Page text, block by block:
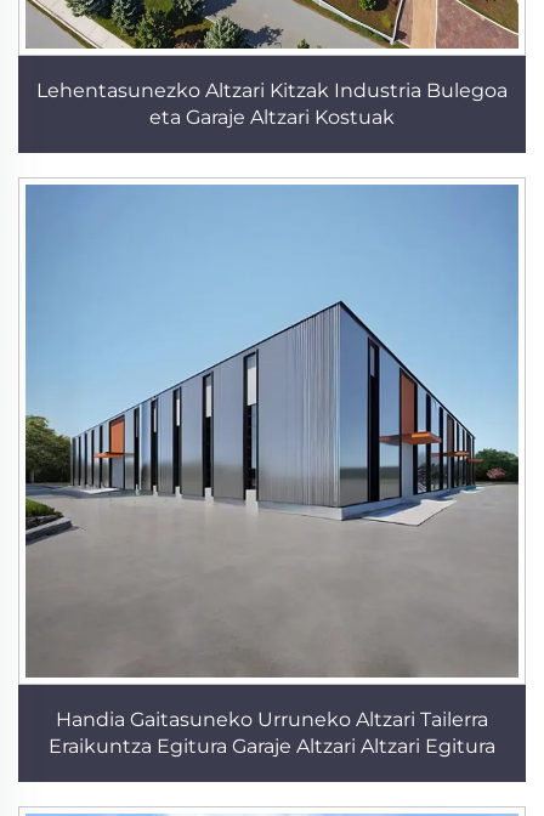
Lehentasunezko Altzari Kitzak Industria Bulegoa
eta Garaje Altzari Kostuak
Handia Gaitasuneko Urruneko Altzari Tailerra
Eraikuntza Egitura Garaje Altzari Altzari Egitura